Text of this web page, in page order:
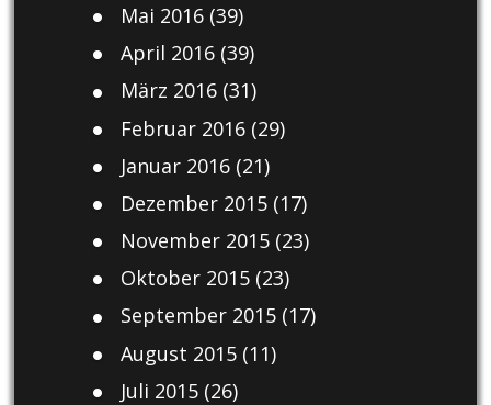
Mai 2016(39)
April 2016(39)
März 2016(31)
Februar 2016(29)
Januar 2016(21)
Dezember 2015(17)
November 2015(23)
Oktober 2015(23)
September 2015(17)
August 2015(11)
Juli 2015(26)